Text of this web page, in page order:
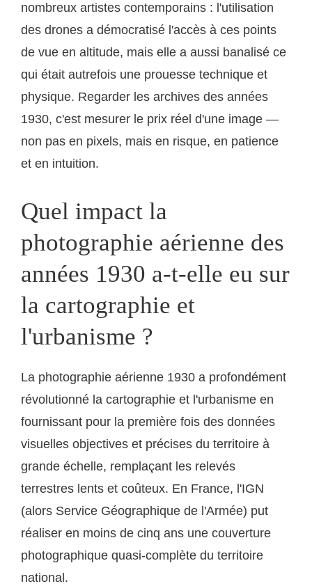
nombreux artistes contemporains : l'utilisation
des drones a démocratisé l'accès à ces points
de vue en altitude, mais elle a aussi banalisé ce
qui était autrefois une prouesse technique et
physique. Regarder les archives des années
1930, c'est mesurer le prix réel d'une image —
non pas en pixels, mais en risque, en patience
et en intuition.
Quel impact la
photographie aérienne des
années 1930 a-t-elle eu sur
la cartographie et
l'urbanisme ?
La photographie aérienne 1930 a profondément
révolutionné la cartographie et l'urbanisme en
fournissant pour la première fois des données
visuelles objectives et précises du territoire à
grande échelle, remplaçant les relevés
terrestres lents et coûteux. En France, l'IGN
(alors Service Géographique de l'Armée) put
réaliser en moins de cinq ans une couverture
photographique quasi-complète du territoire
national.